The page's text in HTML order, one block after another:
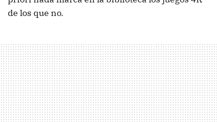
de los que no.